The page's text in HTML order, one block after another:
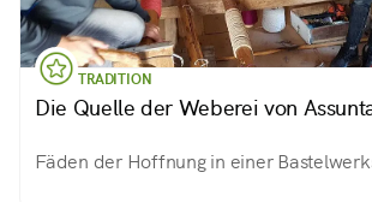
TRADITION
Die Quelle der Weberei von
Fäden der Hoffnung in einer